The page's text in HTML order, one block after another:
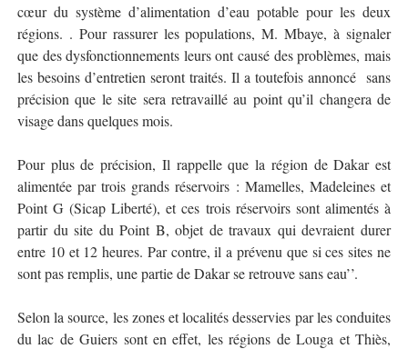
cœur du système d’alimentation d’eau potable pour les deux
régions. . Pour rassurer les populations, M. Mbaye, à signaler
que des dysfonctionnements leurs ont causé des problèmes, mais
les besoins d’entretien seront traités. Il a toutefois annoncé sans
précision que le site sera retravaillé au point qu’il changera de
visage dans quelques mois.
Pour plus de précision, Il rappelle que la région de Dakar est
alimentée par trois grands réservoirs : Mamelles, Madeleines et
Point G (Sicap Liberté), et ces trois réservoirs sont alimentés à
partir du site du Point B, objet de travaux qui devraient durer
entre 10 et 12 heures. Par contre, il a prévenu que si ces sites ne
sont pas remplis, une partie de Dakar se retrouve sans eau’’.
Selon la source, les zones et localités desservies par les conduites
du lac de Guiers sont en effet, les régions de Louga et Thiès,